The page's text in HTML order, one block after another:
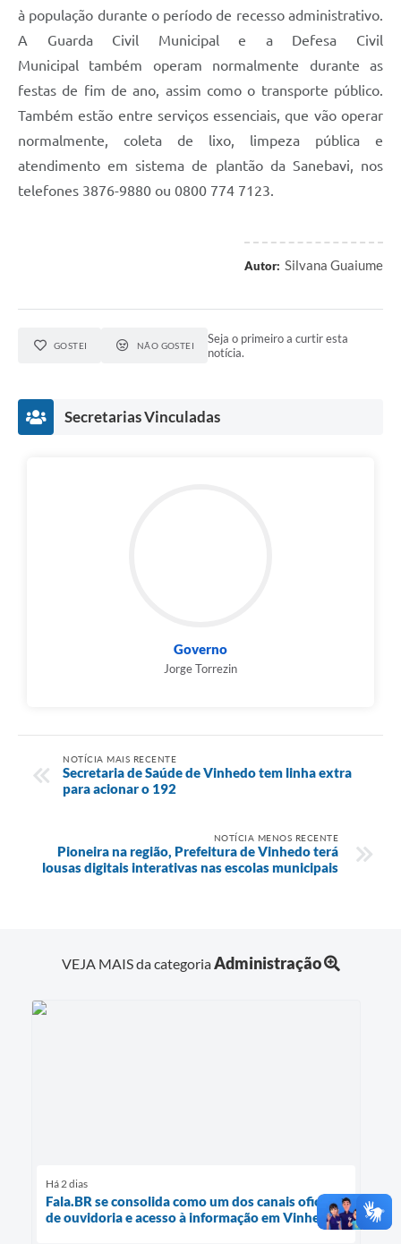
à população durante o período de recesso administrativo.
A Guarda Civil Municipal e a Defesa Civil
Municipal também operam normalmente durante as
festas de fim de ano, assim como o transporte público.
Também estão entre serviços essenciais, que vão operar
normalmente, coleta de lixo, limpeza pública e
atendimento em sistema de plantão da Sanebavi, nos
telefones 3876-9880 ou 0800 774 7123.
Autor: Silvana Guaiume
GOSTEI NÃO GOSTEI
Seja o primeiro a curtir esta
notícia.
Secretarias Vinculadas
Governo
Jorge Torrezin
NOTÍCIA MAIS RECENTE
Secretaria de Saúde de Vinhedo tem linha extra
para acionar o 192
NOTÍCIA MENOS RECENTE
Pioneira na região, Prefeitura de Vinhedo terá
lousas digitais interativas nas escolas municipais
VEJA MAIS da categoriaAdministração
Há 2 dias
Fala.BR se consolida como um dos canais oficiais
de ouvidoria e acesso à informação em Vinhedo